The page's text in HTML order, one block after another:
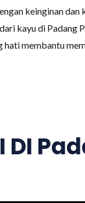
keinginan dan
kayu di Padang
membantu
DI